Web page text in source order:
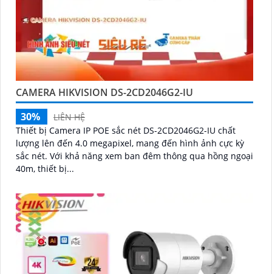
CAMERA HIKVISION DS-2CD2046G2-IU
30%
LIÊN HỆ
Thiết bị Camera IP POE sắc nét DS-2CD2046G2-IU chất
lượng lên đến 4.0 megapixel, mang đến hình ảnh cực kỳ
sắc nét. Với khả năng xem ban đêm thông qua hồng ngoại
40m, thiết bị...